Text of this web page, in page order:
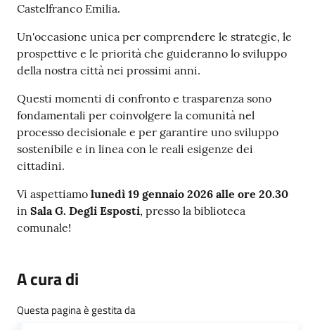
Castelfranco Emilia.
Un'occasione unica per comprendere le strategie, le
prospettive e le priorità che guideranno lo sviluppo
della nostra città nei prossimi anni.
Questi momenti di confronto e trasparenza sono
fondamentali per coinvolgere la comunità nel
processo decisionale e per garantire uno sviluppo
sostenibile e in linea con le reali esigenze dei
cittadini.
Vi aspettiamo lunedì 19 gennaio 2026 alle ore 20.30
in Sala G. Degli Esposti, presso la biblioteca
comunale!
A cura di
Questa pagina è gestita da